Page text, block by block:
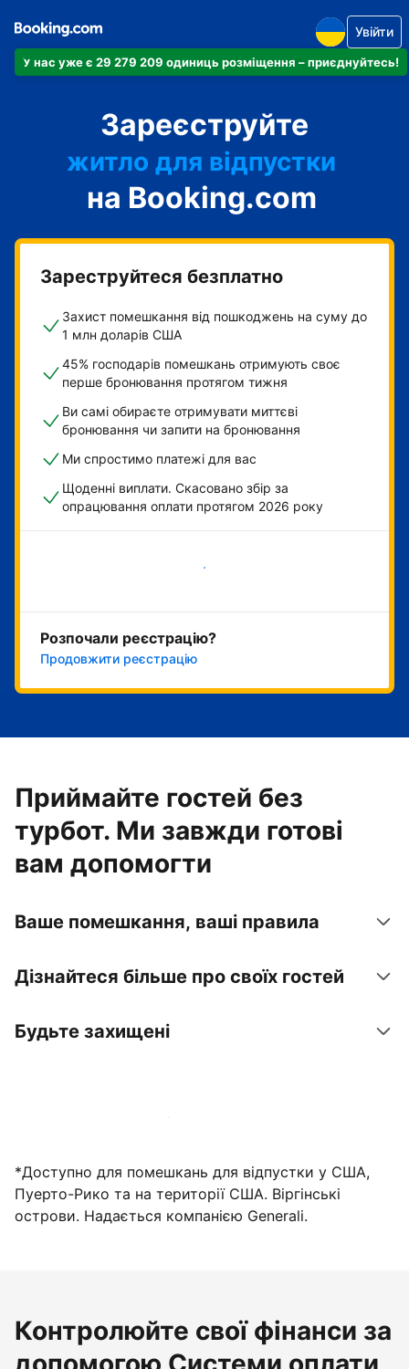
У нас уже є 29 279 209 одиниць розміщення – приєднуйтесь!
Увійти
Зареєструйте
готель
житло для відпустки
гостьовий будинок
готель типу "ліжко і
сніданок"
на Booking.com
Зареструйтеся безплатно
Захист помешкання від пошкоджень на суму до
1 млн доларів США
45% господарів помешкань отримують своє
перше бронювання протягом тижня
Ви самі обираєте отримувати миттєві
бронювання чи запити на бронювання
Ми спростимо платежі для вас
Щоденні виплати. Скасовано збір за
опрацювання оплати протягом 2026 року
Розпочати зараз
Розпочали реєстрацію?
Продовжити реєстрацію
Приймайте гостей без
турбот. Ми завжди готові
вам допомогти
Ваше помешкання, ваші правила
Дізнайтеся більше про своїх гостей
Будьте захищені
Зареєструвати помешкання вже зараз
*Доступно для помешкань для відпустки у США,
Пуерто-Рико та на території США. Віргінські
острови. Надається компанією Generali.
Контролюйте свої фінанси за